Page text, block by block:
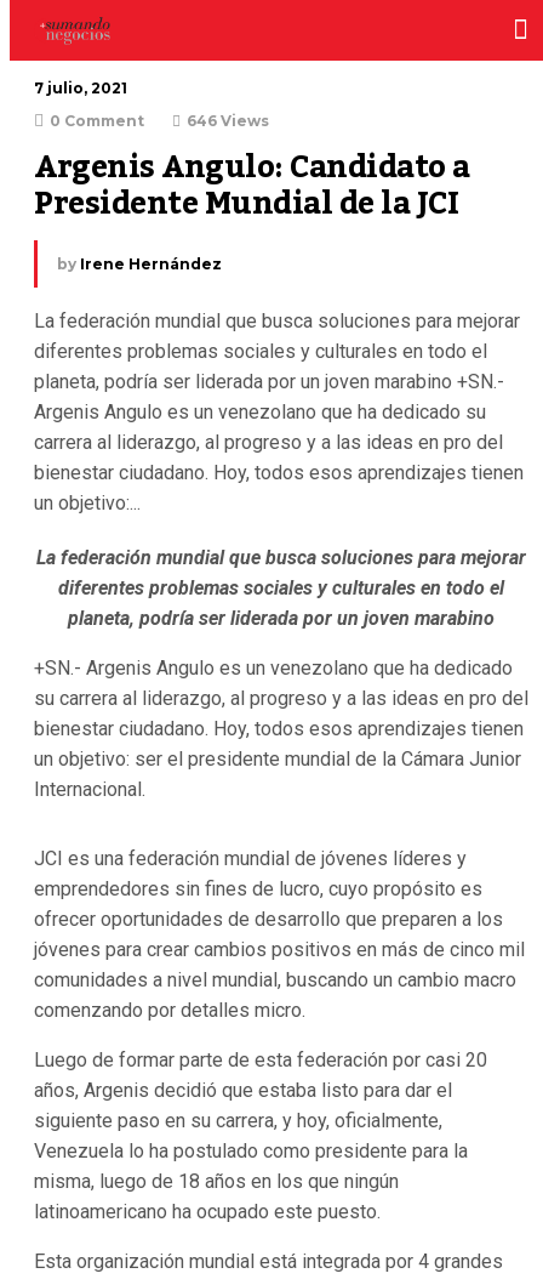
7 julio, 2021
0 Comment
646 Views
Argenis Angulo: Candidato a
Presidente Mundial de la JCI
by Irene Hernández
La federación mundial que busca soluciones para mejorar
diferentes problemas sociales y culturales en todo el
planeta, podría ser liderada por un joven marabino +SN.-
Argenis Angulo es un venezolano que ha dedicado su
carrera al liderazgo, al progreso y a las ideas en pro del
bienestar ciudadano. Hoy, todos esos aprendizajes tienen
un objetivo:...
La federación mundial que busca soluciones para mejorar
diferentes problemas sociales y culturales en todo el
planeta, podría ser liderada por un joven marabino
+SN.- Argenis Angulo es un venezolano que ha dedicado
su carrera al liderazgo, al progreso y a las ideas en pro del
bienestar ciudadano. Hoy, todos esos aprendizajes tienen
un objetivo: ser el presidente mundial de la Cámara Junior
Internacional.
JCI es una federación mundial de jóvenes líderes y
emprendedores sin fines de lucro, cuyo propósito es
ofrecer oportunidades de desarrollo que preparen a los
jóvenes para crear cambios positivos en más de cinco mil
comunidades a nivel mundial, buscando un cambio macro
comenzando por detalles micro.
Luego de formar parte de esta federación por casi 20
años, Argenis decidió que estaba listo para dar el
siguiente paso en su carrera, y hoy, oficialmente,
Venezuela lo ha postulado como presidente para la
misma, luego de 18 años en los que ningún
latinoamericano ha ocupado este puesto.
Esta organización mundial está integrada por 4 grandes